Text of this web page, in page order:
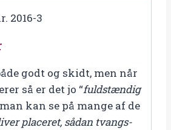
2016-3
godt og skidt, men når
så er det jo “fuldstændig
man kan se på mange af de
placeret, sådan tvangs-